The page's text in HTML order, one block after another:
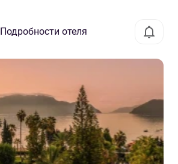
Подробности отеля